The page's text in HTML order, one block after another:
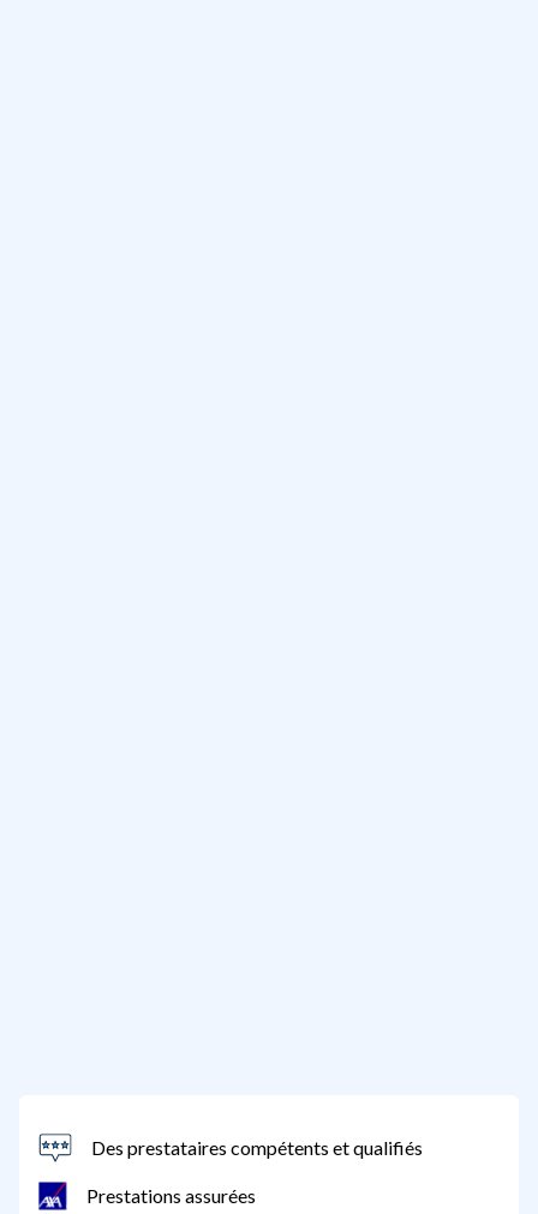
Des prestataires compétents et qualifiés
Prestations assurées